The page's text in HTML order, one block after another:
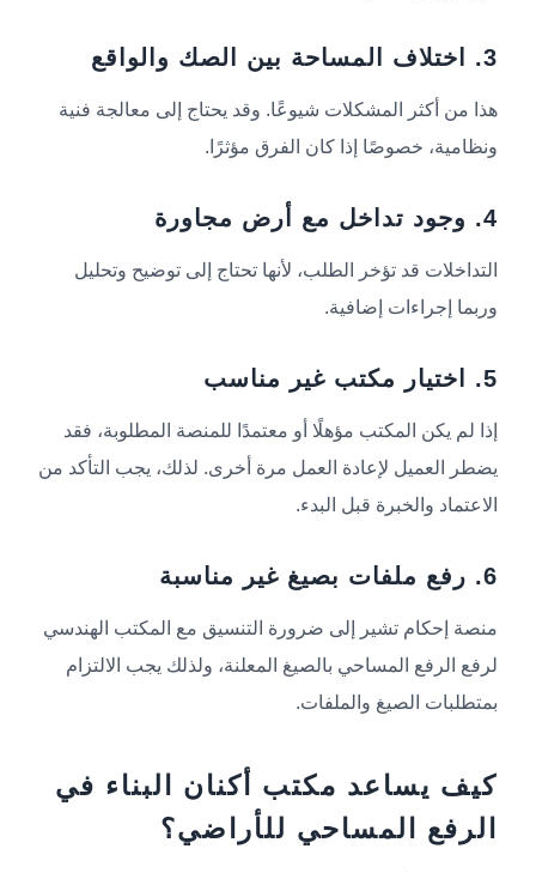
3. اختلاف المساحة بين الصك والواقع
هذا من أكثر المشكلات شيوعًا. وقد يحتاج إلى معالجة فنية
ونظامية، خصوصًا إذا كان الفرق مؤثرًا.
4. وجود تداخل مع أرض مجاورة
التداخلات قد تؤخر الطلب، لأنها تحتاج إلى توضيح وتحليل
وربما إجراءات إضافية.
5. اختيار مكتب غير مناسب
إذا لم يكن المكتب مؤهلًا أو معتمدًا للمنصة المطلوبة، فقد
يضطر العميل لإعادة العمل مرة أخرى. لذلك، يجب التأكد من
الاعتماد والخبرة قبل البدء.
6. رفع ملفات بصيغ غير مناسبة
منصة إحكام تشير إلى ضرورة التنسيق مع المكتب الهندسي
لرفع الرفع المساحي بالصيغ المعلنة، ولذلك يجب الالتزام
بمتطلبات الصيغ والملفات.
كيف يساعد مكتب أكنان البناء في
الرفع المساحي للأراضي؟